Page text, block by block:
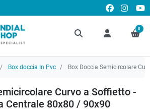
0
Box doccia In Pvc Box Doccia Semicircolare
Curvo a Soffietto -
Centrale 80x80 / 90x90